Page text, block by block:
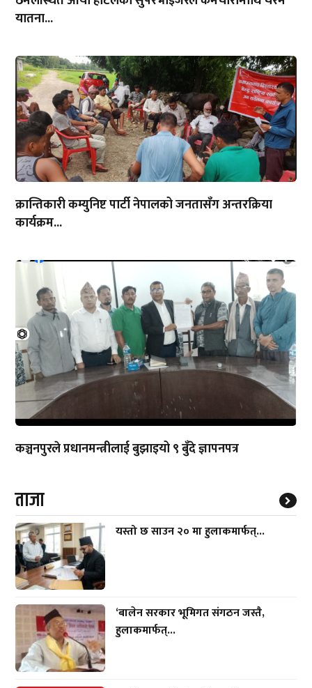
यातना...
क्रान्तिकारी कम्युनिष्ट पार्टी नेपालको जनतासँग अन्तरक्रिया
कार्यक्रम...
कञ्चनपुरले प्रधानमन्त्रीलाई बुझाइयो ९ बुँदे ज्ञापनपत्र
ताजा
यस्तो छ साउन २० मा हुलाकमार्फत्...
‘बालेन सरकार भूमिगत संगठन जस्तै,
हुलाकमार्फत्...